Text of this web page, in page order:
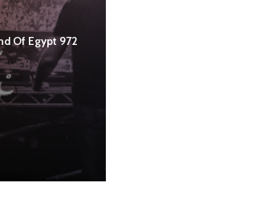
Of Egypt 972